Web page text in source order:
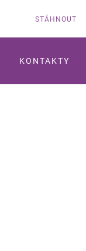
STÁHNOUT
KONTAKTY